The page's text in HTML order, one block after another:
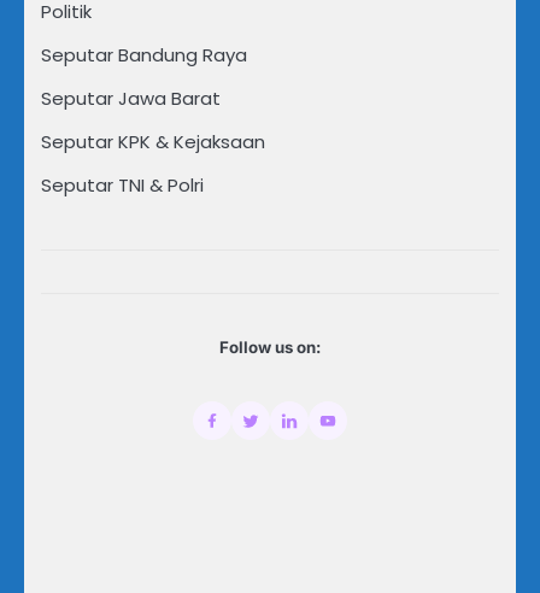
Politik
Seputar Bandung Raya
Seputar Jawa Barat
Seputar KPK & Kejaksaan
Seputar TNI & Polri
Follow us on: